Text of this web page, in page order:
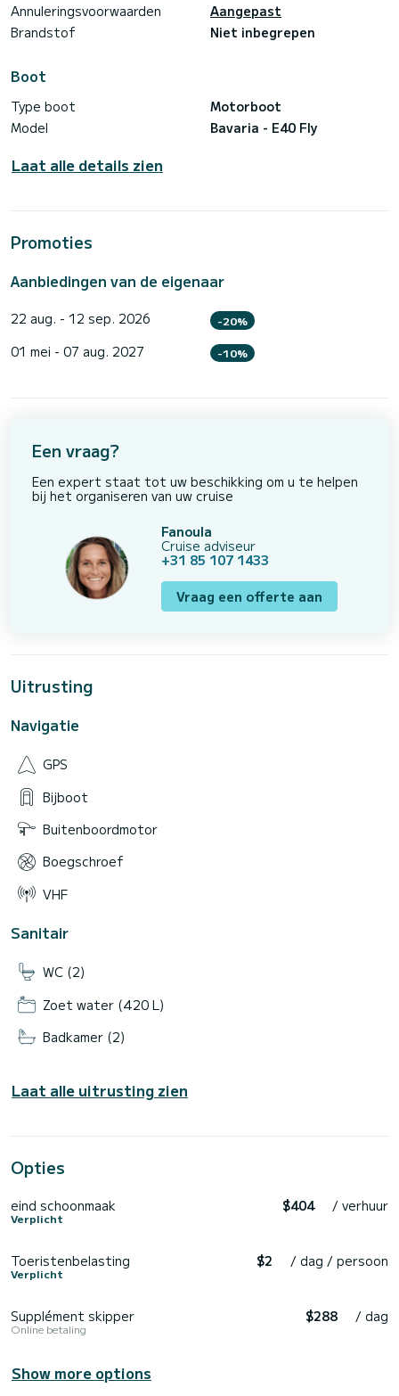
Annuleringsvoorwaarden
Aangepast
Brandstof
Niet inbegrepen
Boot
Type boot
Motorboot
Model
Bavaria - E40 Fly
Laat alle details zien
Promoties
Aanbiedingen van de eigenaar
22 aug. - 12 sep. 2026 -20%
01 mei - 07 aug. 2027 -10%
Een vraag?
Een expert staat tot uw beschikking om u te helpen
bij het organiseren van uw cruise
Fanoula
Cruise adviseur
+31 85 107 1433
Vraag een offerte aan
Uitrusting
Navigatie
GPS
Bijboot
Buitenboordmotor
Boegschroef
VHF
Sanitair
WC (2)
Zoet water (420 L)
Badkamer (2)
Laat alle uitrusting zien
Opties
eind schoonmaak
Verplicht
$404 / verhuur
Toeristenbelasting
Verplicht
$2 / dag / persoon
Supplément skipper
Online betaling
$288 / dag
Show more options